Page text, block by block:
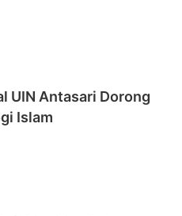
UIN Antasari Dorong
Islam